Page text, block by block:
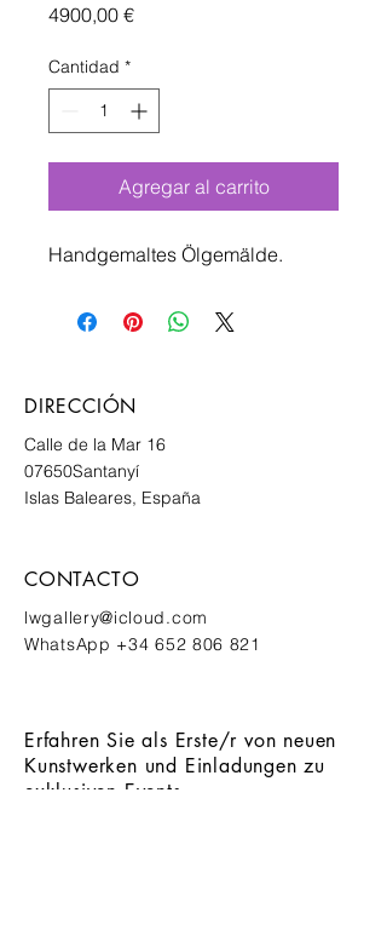
4900,00 €Precio
Cantidad *
Agregar al carrito
Handgemaltes Ölgemälde.
DIRECCIÓN
Calle de la Mar 16
07650Santanyí
Islas Baleares, España
CONTACTO
lwgallery@icloud.com
WhatsApp +34 652 806 821
Erfahren Sie als Erste/r von neuen
Kunstwerken und Einladungen zu
exklusiven Events